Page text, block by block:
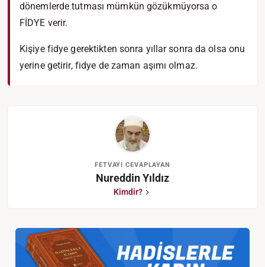
dönemlerde tutması mümkün gözükmüyorsa o
FİDYE verir.
Kişiye fidye gerektikten sonra yıllar sonra da olsa onu
yerine getirir, fidye de zaman aşımı olmaz.
FETVAYI CEVAPLAYAN
Nureddin Yıldız
Kimdir?